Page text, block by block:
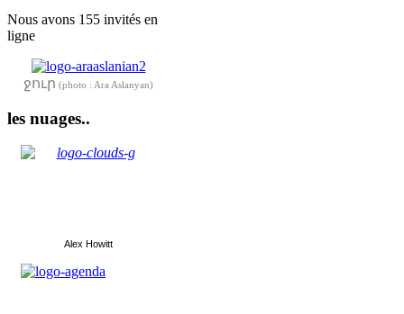
Nous avons 155 invités en
ligne
ջուր (photo : Ara Aslanyan)
les nuages..
Alex Howitt